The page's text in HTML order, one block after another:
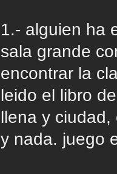
1.- alguien ha
sala grande
encontrar la
leido el libro
llena y
y nada. juego